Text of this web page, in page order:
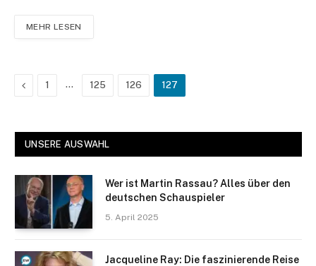
MEHR LESEN
Previous
1 … 125 126 127
UNSERE AUSWAHL
Wer ist Martin Rassau? Alles über den
deutschen Schauspieler
5. April 2025
Jacqueline Ray: Die faszinierende Reise